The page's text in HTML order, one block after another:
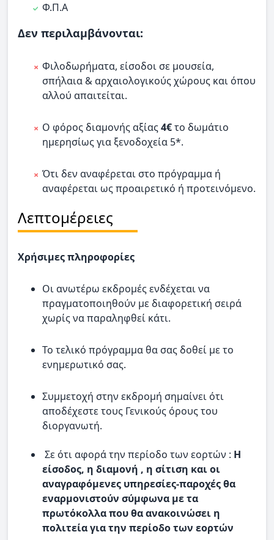
Φ.Π.Α
Δεν περιλαμβάνονται:
Φιλοδωρήματα, είσοδοι σε μουσεία,
σπήλαια & αρχαιολογικούς χώρους και όπου
αλλού απαιτείται.
Ο φόρος διαμονής αξίας4€το δωμάτιο
ημερησίως για ξενοδοχεία 5*.
Ότι δεν αναφέρεται στο πρόγραμμα ή
αναφέρεται ως προαιρετικό ή προτεινόμενο.
Λεπτομέρειες
Χρήσιμες πληροφορίες
Οι ανωτέρω εκδρομές ενδέχεται να
πραγματοποιηθούν με διαφορετική σειρά
χωρίς να παραληφθεί κάτι.
Το τελικό πρόγραμμα θα σας δοθεί με το
ενημερωτικό σας.
Συμμετοχή στην εκδρομή σημαίνει ότι
αποδέχεστε τους Γενικούς όρους του
διοργανωτή.
Σε ότι αφορά την περίοδο των εορτών : Η
είσοδος, η διαμονή , η σίτιση και οι
αναγραφόμενες υπηρεσίες-παροχές θα
εναρμονιστούν σύμφωνα με τα
πρωτόκολλα που θα ανακοινώσει η
πολιτεία για την περίοδο των εορτών